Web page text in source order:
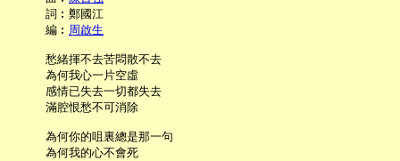
     詞︰鄭國江
     編︰
周啟生
     愁緒揮不去苦悶散不去
     為何我心一片空虛
     感情已失去一切都失去
     滿腔恨愁不可消除
     為何你的咀裏總是那一句
     為何我的心不會死